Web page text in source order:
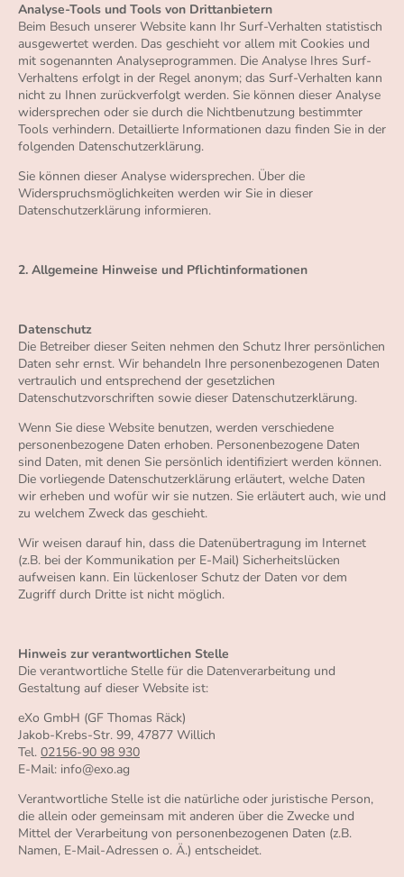
Analyse-Tools und Tools von Drittanbietern
Beim Besuch unserer Website kann Ihr Surf-Verhalten statistisch
ausgewertet werden. Das geschieht vor allem mit Cookies und
mit sogenannten Analyseprogrammen. Die Analyse Ihres Surf-
Verhaltens erfolgt in der Regel anonym; das Surf-Verhalten kann
nicht zu Ihnen zurückverfolgt werden. Sie können dieser Analyse
widersprechen oder sie durch die Nichtbenutzung bestimmter
Tools verhindern. Detaillierte Informationen dazu finden Sie in der
folgenden Datenschutzerklärung.
Sie können dieser Analyse widersprechen. Über die
Widerspruchsmöglichkeiten werden wir Sie in dieser
Datenschutzerklärung informieren.
2. Allgemeine Hinweise und Pflichtinformationen
Datenschutz
Die Betreiber dieser Seiten nehmen den Schutz Ihrer persönlichen
Daten sehr ernst. Wir behandeln Ihre personenbezogenen Daten
vertraulich und entsprechend der gesetzlichen
Datenschutzvorschriften sowie dieser Datenschutzerklärung.
Wenn Sie diese Website benutzen, werden verschiedene
personenbezogene Daten erhoben. Personenbezogene Daten
sind Daten, mit denen Sie persönlich identifiziert werden können.
Die vorliegende Datenschutzerklärung erläutert, welche Daten
wir erheben und wofür wir sie nutzen. Sie erläutert auch, wie und
zu welchem Zweck das geschieht.
Wir weisen darauf hin, dass die Datenübertragung im Internet
(z.B. bei der Kommunikation per E-Mail) Sicherheitslücken
aufweisen kann. Ein lückenloser Schutz der Daten vor dem
Zugriff durch Dritte ist nicht möglich.
Hinweis zur verantwortlichen Stelle
Die verantwortliche Stelle für die Datenverarbeitung und
Gestaltung auf dieser Website ist:
eXo GmbH (GF Thomas Räck)
Jakob-Krebs-Str. 99, 47877 Willich
Tel. 02156-90 98 930
E-Mail: info@exo.ag
Verantwortliche Stelle ist die natürliche oder juristische Person,
die allein oder gemeinsam mit anderen über die Zwecke und
Mittel der Verarbeitung von personenbezogenen Daten (z.B.
Namen, E-Mail-Adressen o. Ä.) entscheidet.